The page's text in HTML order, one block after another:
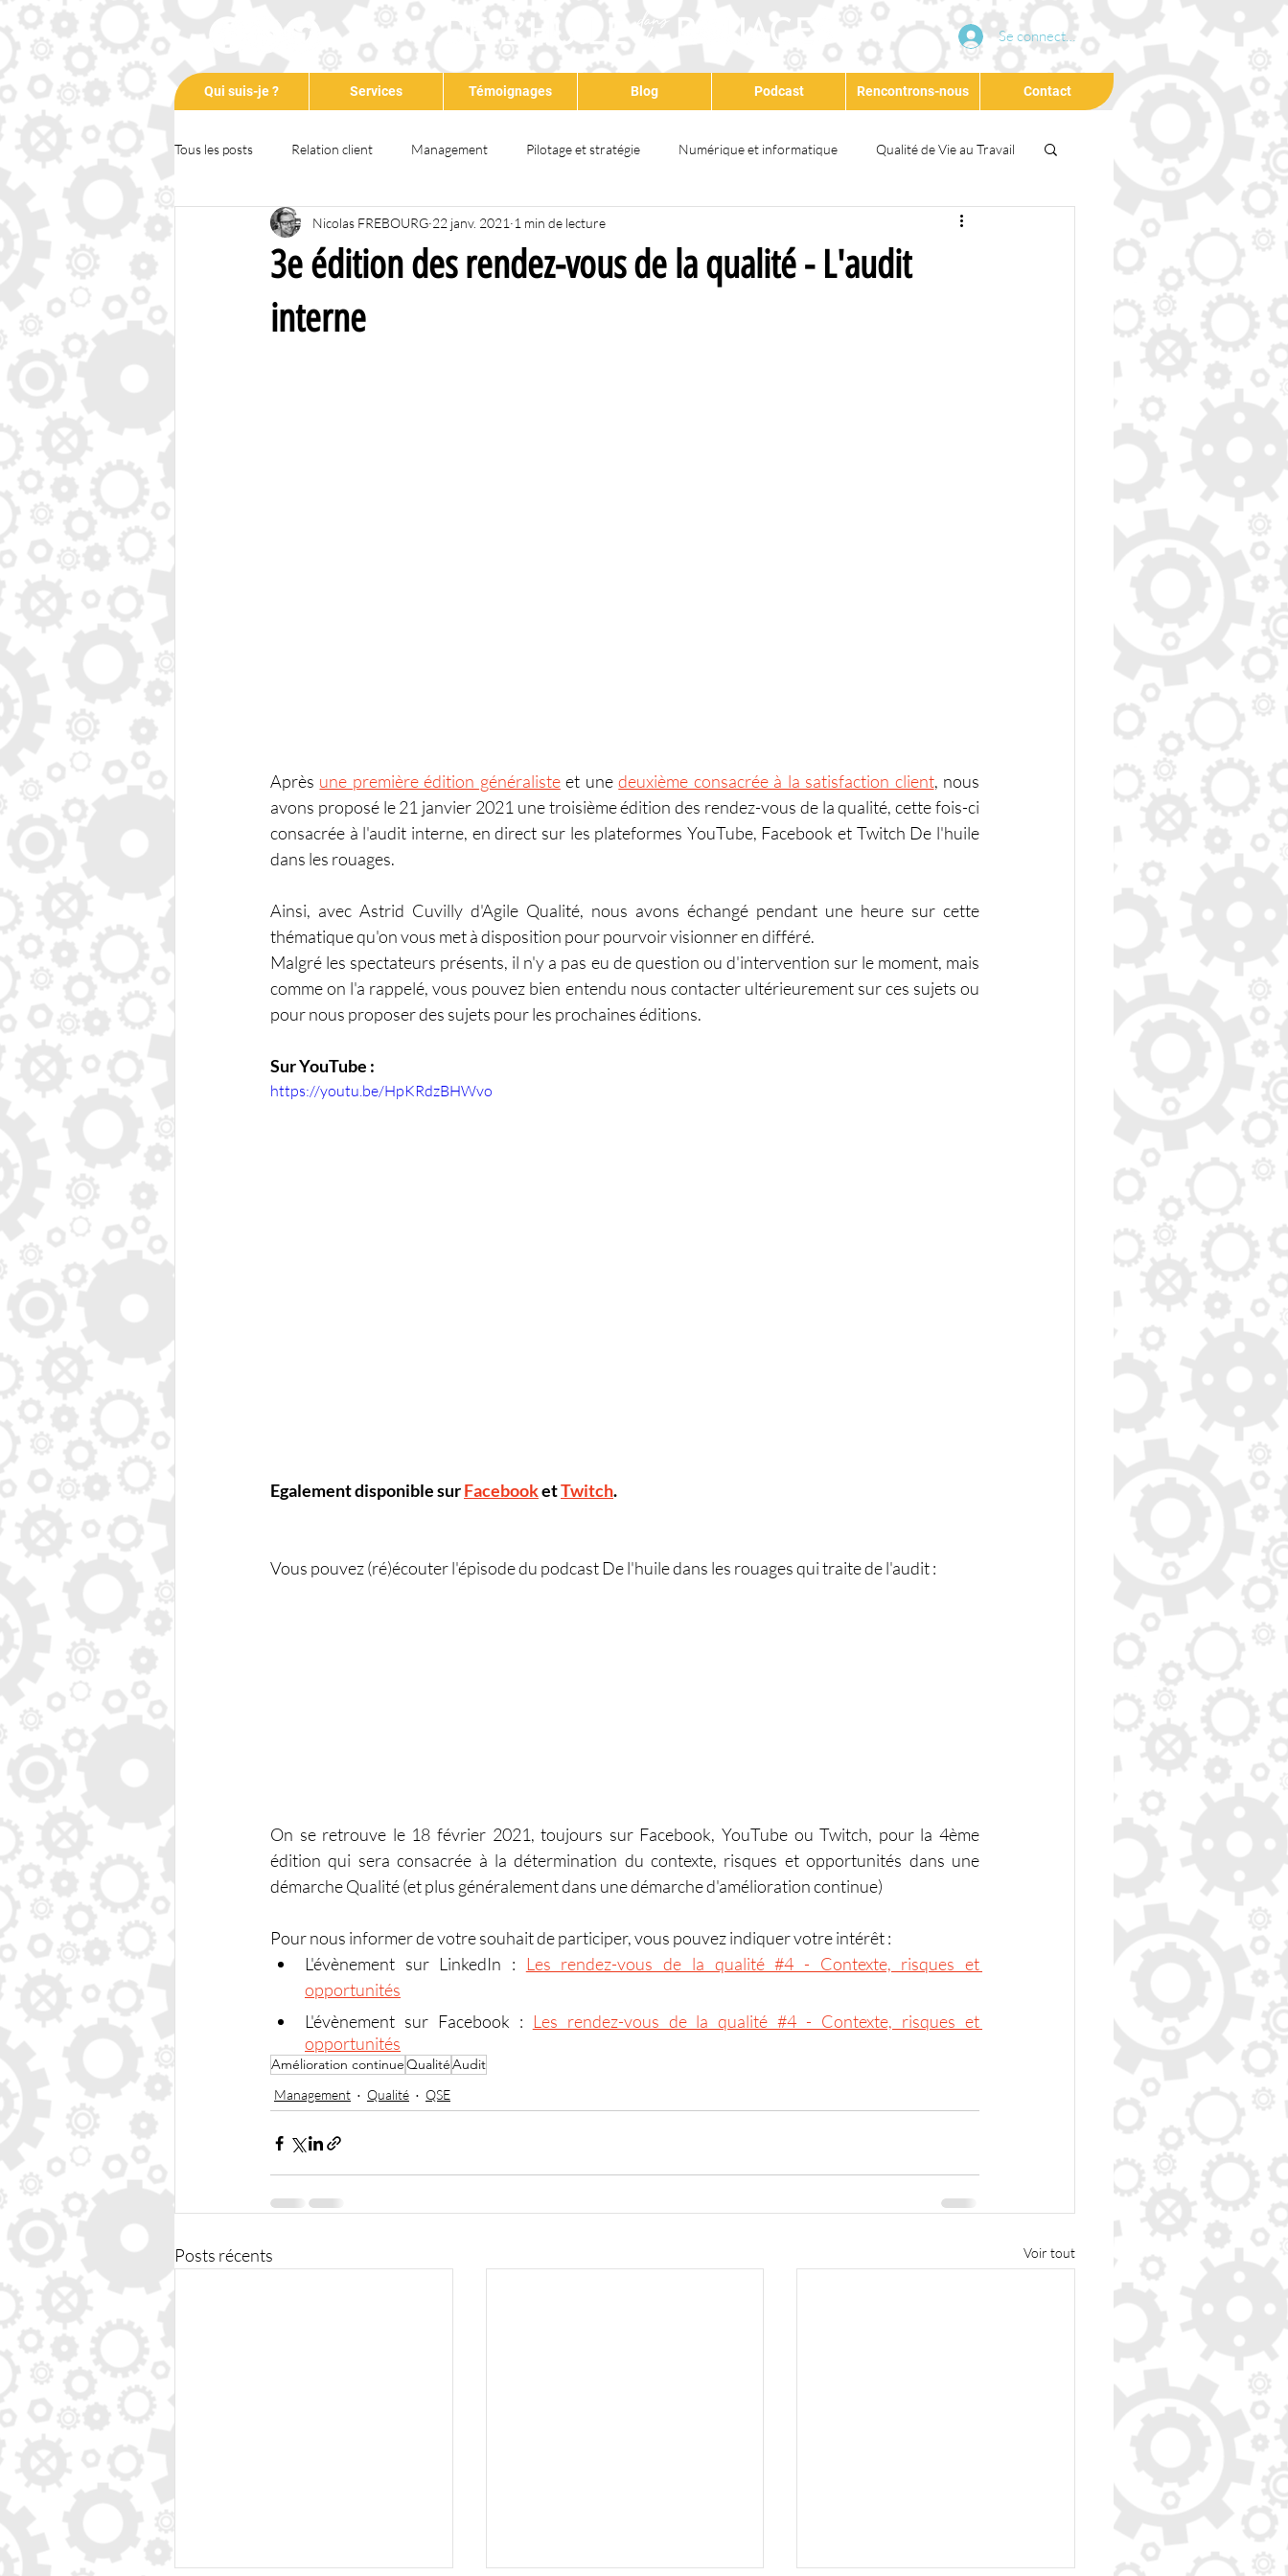
Se connecter
Qui suis-je ? Services Témoignages Blog Podcast Rencontrons-nous Contact
Tous les posts Relation client Management Pilotage et stratégie Numérique et informatique Qualité de Vie au Travail
Communication Entrepreneuriat Qualité Environnement
Formation
3e édition des rendez-vous de la qualité - L'audit
interne
Nicolas FREBOURG 22 janv. 2021 1 min de lecture
Après une première édition généraliste et une deuxième consacrée à la satisfaction client, nous
avons proposé le 21 janvier 2021 une troisième édition des rendez-vous de la qualité, cette fois-ci
consacrée à l'audit interne, en direct sur les plateformes YouTube, Facebook et Twitch De l'huile
dans les rouages.
Ainsi, avec Astrid Cuvilly d'Agile Qualité, nous avons échangé pendant une heure sur cette
thématique qu'on vous met à disposition pour pourvoir visionner en différé.
Malgré les spectateurs présents, il n'y a pas eu de question ou d'intervention sur le moment, mais
comme on l'a rappelé, vous pouvez bien entendu nous contacter ultérieurement sur ces sujets ou
pour nous proposer des sujets pour les prochaines éditions.
Sur YouTube :
https://youtu.be/HpKRdzBHWvo
Egalement disponible sur Facebook et Twitch.
Vous pouvez (ré)écouter l'épisode du podcast De l'huile dans les rouages qui traite de l'audit :
On se retrouve le 18 février 2021, toujours sur Facebook, YouTube ou Twitch, pour la 4ème
édition qui sera consacrée à la détermination du contexte, risques et opportunités dans une
démarche Qualité (et plus généralement dans une démarche d'amélioration continue)
Pour nous informer de votre souhait de participer, vous pouvez indiquer votre intérêt :
L'évènement sur LinkedIn : Les rendez-vous de la qualité #4 - Contexte, risques et
opportunités
L'évènement sur Facebook : Les rendez-vous de la qualité #4 - Contexte, risques et
opportunités
Amélioration continueQualitéAudit
Management Qualité QSE
Posts récents Voir tout